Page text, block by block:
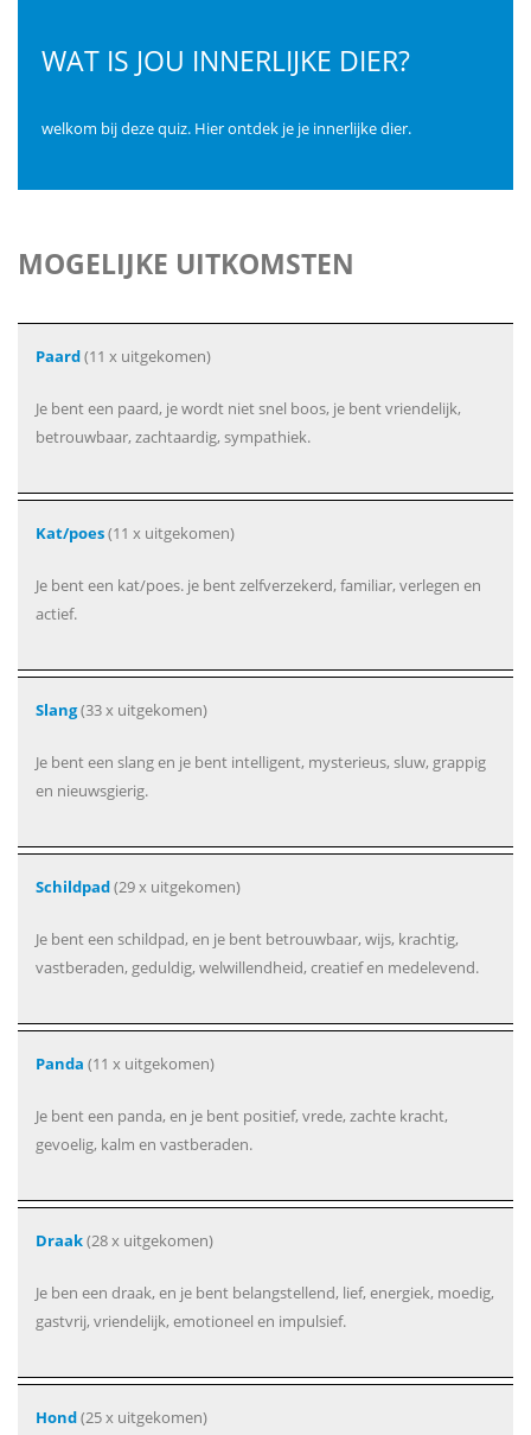
WAT IS JOU INNERLIJKE DIER?
welkom bij deze quiz. Hier ontdek je je innerlijke dier.
MOGELIJKE UITKOMSTEN
Paard(11 x uitgekomen)
Je bent een paard, je wordt niet snel boos, je bent vriendelijk,
betrouwbaar, zachtaardig, sympathiek.
Kat/poes(11 x uitgekomen)
Je bent een kat/poes. je bent zelfverzekerd, familiar, verlegen en
actief.
Slang(33 x uitgekomen)
Je bent een slang en je bent intelligent, mysterieus, sluw, grappig
en nieuwsgierig.
Schildpad(29 x uitgekomen)
Je bent een schildpad, en je bent betrouwbaar, wijs, krachtig,
vastberaden, geduldig, welwillendheid, creatief en medelevend.
Panda (11 x uitgekomen)
Je bent een panda, en je bent positief, vrede, zachte kracht,
gevoelig, kalm en vastberaden.
Draak(28 x uitgekomen)
Je ben een draak, en je bent belangstellend, lief, energiek, moedig,
gastvrij, vriendelijk, emotioneel en impulsief.
Hond(25 x uitgekomen)